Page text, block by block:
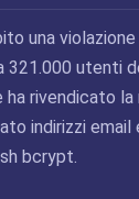
una
321.000 utenti
rivendicato
indirizzi email
bcrypt.